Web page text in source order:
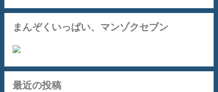
まんぞくいっぱい、マンゾクセブン
最近の投稿